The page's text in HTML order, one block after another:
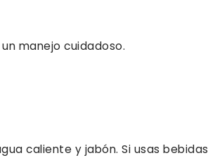
manejo cuidadoso.
caliente y jabón. Si usas bebidas